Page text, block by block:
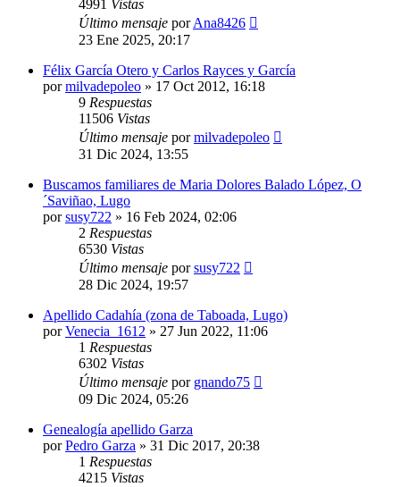
4991 Vistas
Último mensaje porAna8426
23 Ene 2025, 20:17
Félix García Otero y Carlos Rayces y García
pormilvadepoleo » 17 Oct 2012, 16:18
9 Respuestas
11506 Vistas
Último mensaje pormilvadepoleo
31 Dic 2024, 13:55
Buscamos familiares de Maria Dolores Balado López, O
´Saviñao, Lugo
porsusy722 » 16 Feb 2024, 02:06
2 Respuestas
6530 Vistas
Último mensaje porsusy722
28 Dic 2024, 19:57
Apellido Cadahía (zona de Taboada, Lugo)
porVenecia_1612 » 27 Jun 2022, 11:06
1 Respuestas
6302 Vistas
Último mensaje por gnando75
09 Dic 2024, 05:26
Genealogía apellido Garza
porPedro Garza » 31 Dic 2017, 20:38
1 Respuestas
4215 Vistas